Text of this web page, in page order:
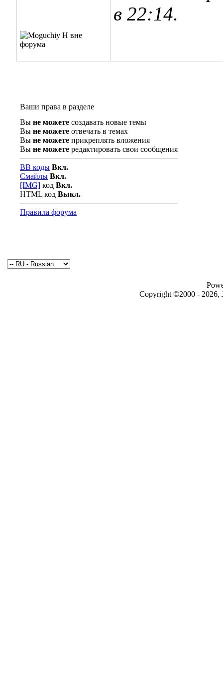
в 22:14.
Ваши права в разделе
Вы не можете создавать новые темы
Вы не можете отвечать в темах
Вы не можете прикреплять вложения
Вы не можете редактировать свои сообщения
BB коды Вкл.
Смайлы Вкл.
[IMG] код Вкл.
HTML код Выкл.
Правила форума
Copyright ©2000 - 2026,